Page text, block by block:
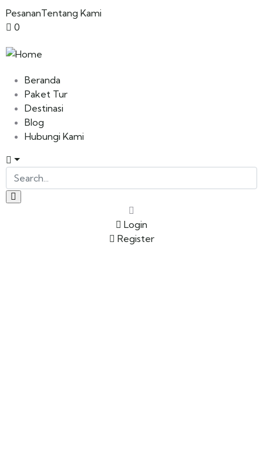
PesananTentang Kami
0
Beranda
Paket Tur
Destinasi
Blog
Hubungi Kami
Login
Register